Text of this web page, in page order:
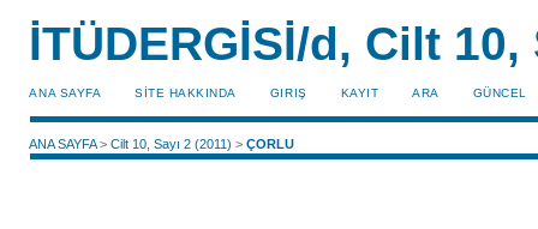
İTÜDERGİSİ/d, Cilt 10,
ANA SAYFA SİTE HAKKINDA GIRIŞ KAYIT ARA GÜNCEL
ANA SAYFA>Cilt 10, Sayı 2 (2011) >ÇORLU